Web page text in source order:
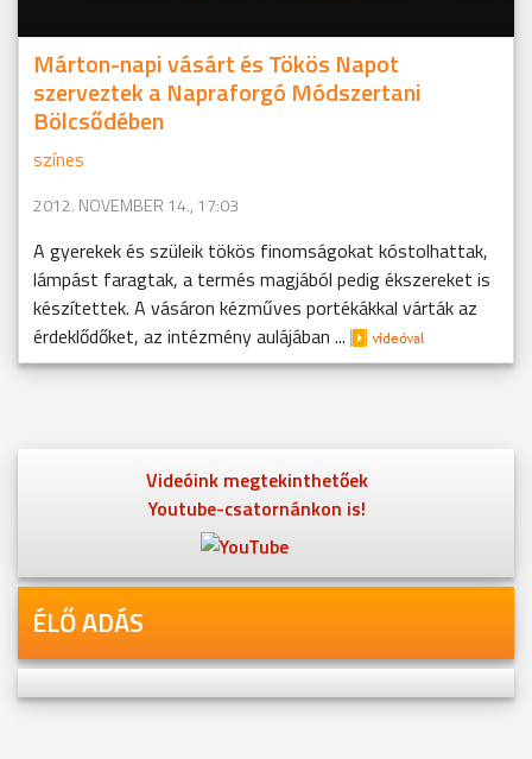
Márton-napi vásárt és Tökös Napot
szerveztek a Napraforgó Módszertani
Bölcsődében
színes
2012. NOVEMBER 14., 17:03
A gyerekek és szüleik tökös finomságokat kóstolhattak,
lámpást faragtak, a termés magjából pedig ékszereket is
készítettek. A vásáron kézműves portékákkal várták az
érdeklődőket, az intézmény aulájában ...
Videóink megtekinthetőek
Youtube-csatornánkon is!
ÉLŐ ADÁS